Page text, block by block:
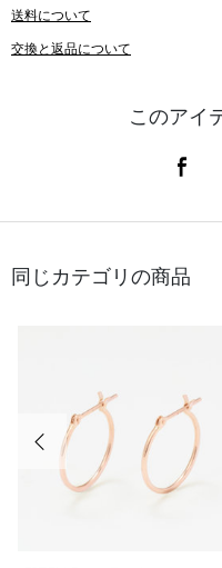
送料について
交換と返品について
このアイ
同じカテゴリの商品
前の画像